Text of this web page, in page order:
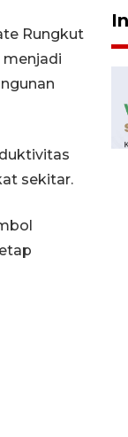
Rungkut
menjadi
sekitar.